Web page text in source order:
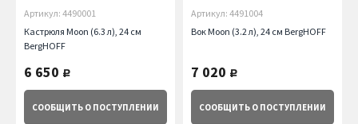
Артикул: 4490001
Кастрюля Moon (6.3 л), 24 см
BergHOFF
6 650 руб.
СООБЩИТЬ О ПОСТУПЛЕНИИ
Артикул: 4491004
Вок Moon (3.2 л), 24 см BergHOFF
7 020 руб.
СООБЩИТЬ О ПОСТУПЛЕНИИ